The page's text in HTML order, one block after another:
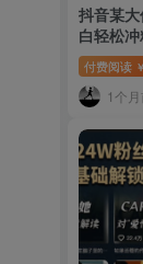
抖音某
白轻松
付费阅读 ￥
1个